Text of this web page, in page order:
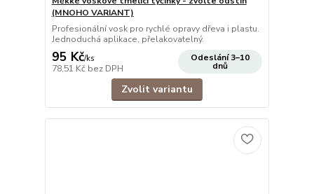
(MNOHO VARIANT)
Profesionální vosk pro rychlé opravy dřeva i plastu.
Jednoduchá aplikace, přelakovatelný.
95 Kč/ks
78,51 Kč bez DPH
Odeslání 3–10
dnů
Zvolit variantu